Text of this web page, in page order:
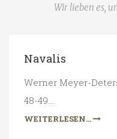
Wir lieben es,
Navalis
Werner Meyer-
48-49.…
WEITERLESEN...